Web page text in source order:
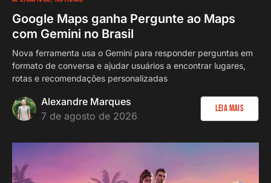
Google Maps ganha Pergunte ao Maps
com Gemini no Brasil
Nova ferramenta usa o Gemini para responder perguntas em
formato de conversa e ajudar usuários a encontrar lugares,
rotas e recomendações personalizadas
Alexandre Marques
7 de agosto de 2026
Leia Mais